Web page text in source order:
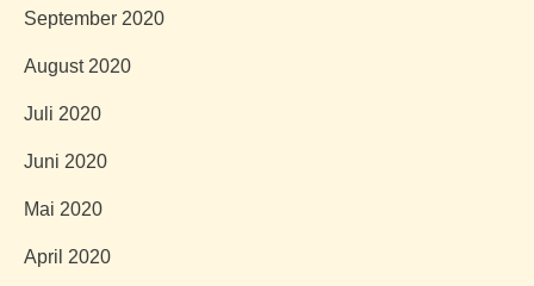
September 2020
August 2020
Juli 2020
Juni 2020
Mai 2020
April 2020